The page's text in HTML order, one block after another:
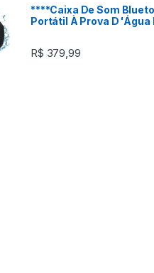
****Caixa De Som
Portátil À Prova D 'Água
R$ 379,99